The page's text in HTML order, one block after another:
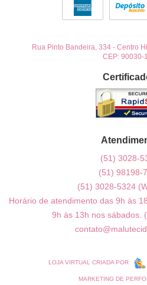
Rua Pinto Bandeira, 334- Centro
CEP: 90030-
(51) 3028-
(51) 98198-
(51) 3028-5324
Horário de atendimento das 9h às
9h às 13h nos sábados.
LOJA VIRTUAL CRIADA POR
MARKETING DE